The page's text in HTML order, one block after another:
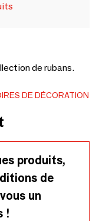
de rubans.
DE DÉCORATION
produits,
de
un
!